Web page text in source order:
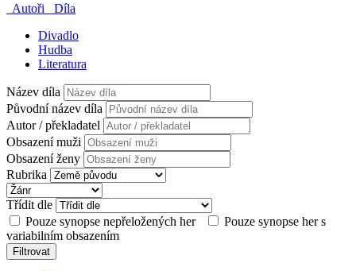
Autoři
Díla
Divadlo
Hudba
Literatura
Název díla
Původní název díla
Autor / překladatel
Obsazení muži
Obsazení ženy
Rubrika
Třídit dle
Pouze synopse nepřeložených her
Pouze synopse her s
variabilním obsazením
Filtrovat